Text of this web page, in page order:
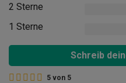
2 Sterne
1 Sterne
Schreib
5 von 5